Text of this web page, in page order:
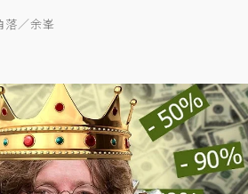
落／余峯